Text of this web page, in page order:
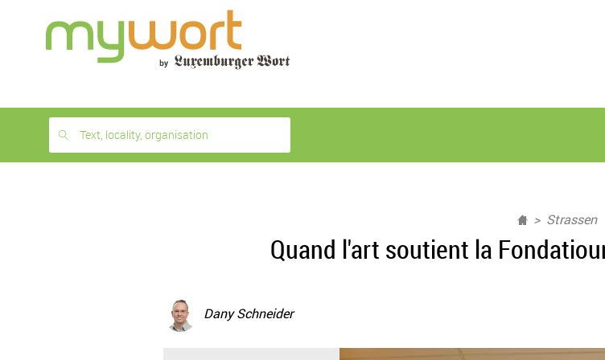
month
free
Text, locality, organisation
Strassen
Quand l'art soutient la
Dany Schneider